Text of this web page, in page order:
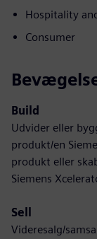
Hospitality
Consumer
Build
Udvider eller
produkt/en
produkt eller
Siemens
Sell
Videresalg/